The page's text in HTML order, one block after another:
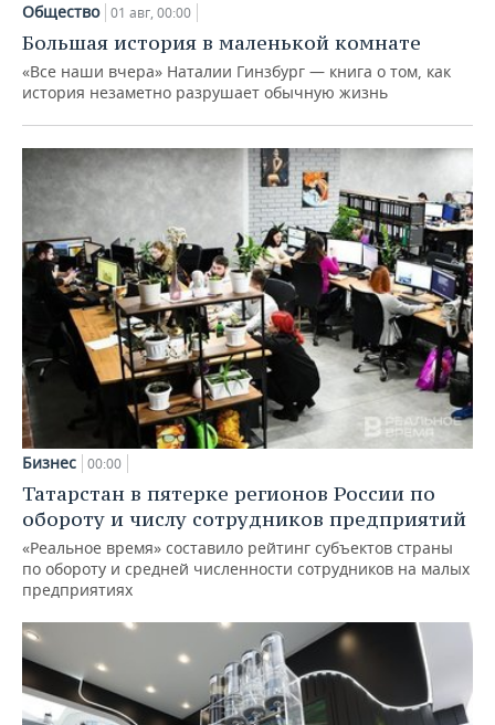
Общество 01 авг, 00:00
Большая история в маленькой комнате
«Все наши вчера» Наталии Гинзбург — книга о том, как
история незаметно разрушает обычную жизнь
Бизнес 00:00
Татарстан в пятерке регионов России по
обороту и числу сотрудников предприятий
«Реальное время» составило рейтинг субъектов страны
по обороту и средней численности сотрудников на малых
предприятиях